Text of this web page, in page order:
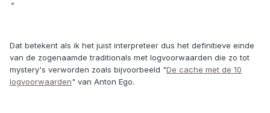
"
Dat betekent als ik het juist interpreteer dus het definitieve einde
van de zogenaamde traditionals met logvoorwaarden die zo tot
mystery's verworden zoals bijvoorbeeld "De cache met de 10
logvoorwaarden" van Anton Ego.